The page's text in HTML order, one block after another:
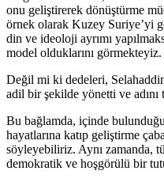
onu geliştirerek dönüştürme
örnek olarak Kuzey Suriye’yi
din ve ideoloji ayrımı
model olduklarını görmekteyiz.
Değil mi ki dedeleri,
adil bir şekilde yönetti ve adını
Bu bağlamda, içinde
hayatlarına katıp geliştirme
söyleyebiliriz. Aynı zamanda,
demokratik ve hoşgörülü bir